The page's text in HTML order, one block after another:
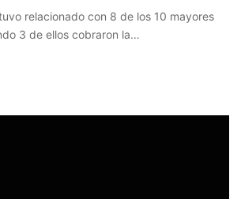
relacionado con 8 de los 10 mayores
3 de ellos cobraron la…